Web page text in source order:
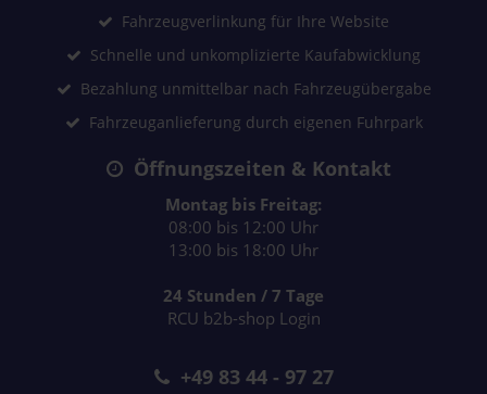
Fahrzeugverlinkung für Ihre Website
Schnelle und unkomplizierte Kaufabwicklung
Bezahlung unmittelbar nach Fahrzeugübergabe
Fahrzeuganlieferung durch eigenen Fuhrpark
Öffnungszeiten & Kontakt
Montag bis Freitag:
08:00 bis 12:00 Uhr
13:00 bis 18:00 Uhr
24 Stunden / 7 Tage
RCU b2b-shop Login
+49 83 44 - 97 27